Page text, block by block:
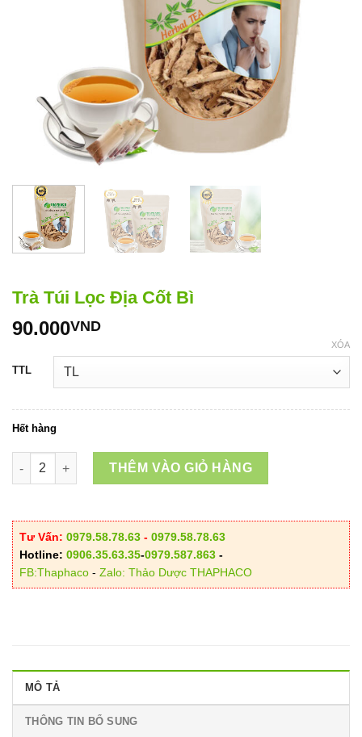
Trà Túi Lọc Địa Cốt Bì
90.000VND
TTL
XÓA
Hết hàng
Trà Túi Lọc Địa Cốt Bì số lượng
THÊM VÀO GIỎ HÀNG
Tư Vấn: 0979.58.78.63 - 0979.58.78.63
Hotline: 0906.35.63.35-0979.587.863 -
FB:Thaphaco - Zalo: Thảo Dược THAPHACO
MÔ TẢ
THÔNG TIN BỔ SUNG